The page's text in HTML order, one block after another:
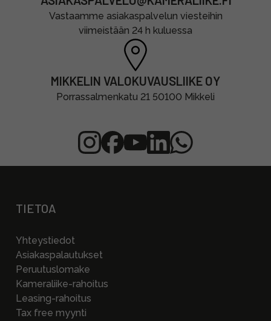
Vastaamme asiakaspalvelun viesteihin
viimeistään 24 h kuluessa
MIKKELIN VALOKUVAUSLIIKE OY
Porrassalmenkatu 21 50100 Mikkeli
TIETOA
Yhteystiedot
Asiakaspalautukset
Peruutuslomake
Kameraliike-rahoitus
Leasing-rahoitus
Tax free myynti